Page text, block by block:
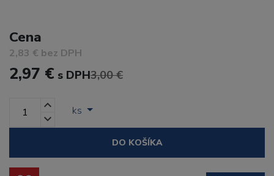
Cena
2,83 € bez DPH
2,97 € s DPH3,00 €
ks
DO KOŠÍKA